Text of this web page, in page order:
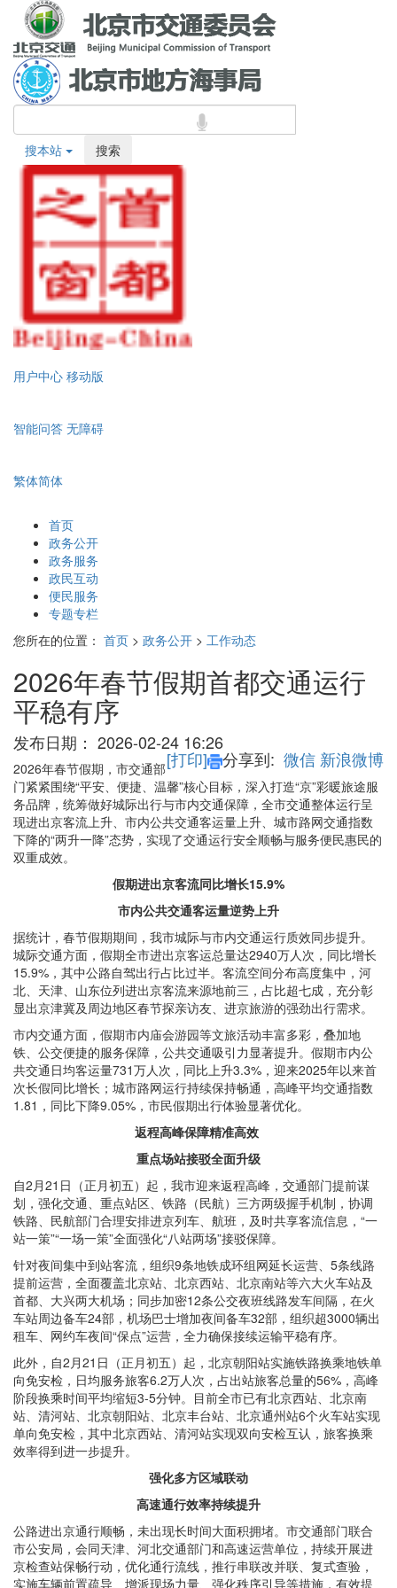
搜本站 搜索
用户中心 移动版
智能问答 无障碍
繁体简体
首页
政务公开
政务服务
政民互动
便民服务
专题专栏
您所在的位置： 首页 > 政务公开 > 工作动态
2026年春节假期首都交通运行
平稳有序
发布日期： 2026-02-24 16:26
[打印] 分享到: 微信 新浪微博
2026年春节假期，市交通部
门紧紧围绕“平安、便捷、温馨”核心目标，深入打造“京”彩暖旅途服
务品牌，统筹做好城际出行与市内交通保障，全市交通整体运行呈
现进出京客流上升、市内公共交通客运量上升、城市路网交通指数
下降的“两升一降”态势，实现了交通运行安全顺畅与服务便民惠民的
双重成效。
假期进出京客流同比增长15.9%
市内公共交通客运量逆势上升
据统计，春节假期期间，我市城际与市内交通运行质效同步提升。
城际交通方面，假期全市进出京客运总量达2940万人次，同比增长
15.9%，其中公路自驾出行占比过半。客流空间分布高度集中，河
北、天津、山东位列进出京客流来源地前三，占比超七成，充分彰
显出京津冀及周边地区春节探亲访友、进京旅游的强劲出行需求。
市内交通方面，假期市内庙会游园等文旅活动丰富多彩，叠加地
铁、公交便捷的服务保障，公共交通吸引力显著提升。假期市内公
共交通日均客运量731万人次，同比上升3.3%，迎来2025年以来首
次长假同比增长；城市路网运行持续保持畅通，高峰平均交通指数
1.81，同比下降9.05%，市民假期出行体验显著优化。
返程高峰保障精准高效
重点场站接驳全面升级
自2月21日（正月初五）起，我市迎来返程高峰，交通部门提前谋
划，强化交通、重点站区、铁路（民航）三方两级握手机制，协调
铁路、民航部门合理安排进京列车、航班，及时共享客流信息，“一
站一策”“一场一策”全面强化“八站两场”接驳保障。
针对夜间集中到站客流，组织9条地铁成环组网延长运营、5条线路
提前运营，全面覆盖北京站、北京西站、北京南站等六大火车站及
首都、大兴两大机场；同步加密12条公交夜班线路发车间隔，在火
车站周边备车24部，机场巴士增加夜间备车32部，组织超3000辆出
租车、网约车夜间“保点”运营，全力确保接续运输平稳有序。
此外，自2月21日（正月初五）起，北京朝阳站实施铁路换乘地铁单
向免安检，日均服务旅客6.2万人次，占出站旅客总量的56%，高峰
阶段换乘时间平均缩短3-5分钟。目前全市已有北京西站、北京南
站、清河站、北京朝阳站、北京丰台站、北京通州站6个火车站实现
单向免安检，其中北京西站、清河站实现双向安检互认，旅客换乘
效率得到进一步提升。
强化多方区域联动
高速通行效率持续提升
公路进出京通行顺畅，未出现长时间大面积拥堵。市交通部门联合
市公安局，会同天津、河北交通部门和高速运营单位，持续开展进
京检查站保畅行动，优化通行流线，推行串联改并联、复式查验，
实施车辆前置疏导、增派现场力量、强化秩序引导等措施，有效提